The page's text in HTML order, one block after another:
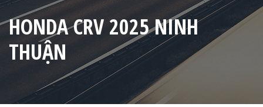
HONDA CRV 2025 NINH
THUẬN